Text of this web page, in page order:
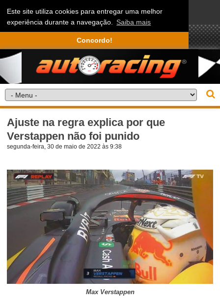
Este site utiliza cookies para entregar uma melhor
experiência durante a navegação. Saiba mais
Concordo!
Ajuste na regra explica por que
Verstappen não foi punido
segunda-feira, 30 de maio de 2022 às 9:38
Max Verstappen